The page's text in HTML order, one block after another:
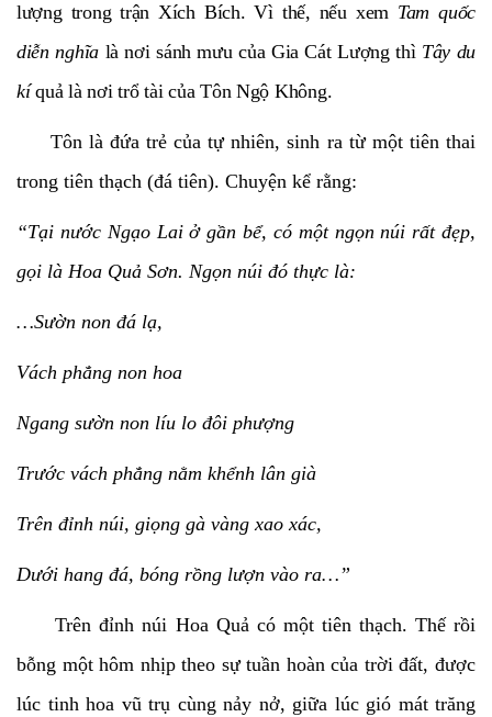
lượng trong trận Xích Bích. Vì thế, nếu xem Tam quốc
diễn nghĩa là nơi sánh mưu của Gia Cát Lượng thì Tây du
kí quả là nơi trổ tài của Tôn Ngộ Không.
Tôn là đứa trẻ của tự nhiên, sinh ra từ một tiên thai
trong tiên thạch (đá tiên). Chuyện kể rằng:
“Tại nước Ngạo Lai ở gần bể, có một ngọn núi rất đẹp,
gọi là Hoa Quả Sơn. Ngọn núi đó thực là:
…Sườn non đá lạ,
Vách phẳng non hoa
Ngang sườn non líu lo đôi phượng
Trước vách phẳng nằm khểnh lân già
Trên đỉnh núi, giọng gà vàng xao xác,
Dưới hang đá, bóng rồng lượn vào ra…”
Trên đỉnh núi Hoa Quả có một tiên thạch. Thế rồi
bỗng một hôm nhịp theo sự tuần hoàn của trời đất, được
lúc tinh hoa vũ trụ cùng nảy nở, giữa lúc gió mát trăng